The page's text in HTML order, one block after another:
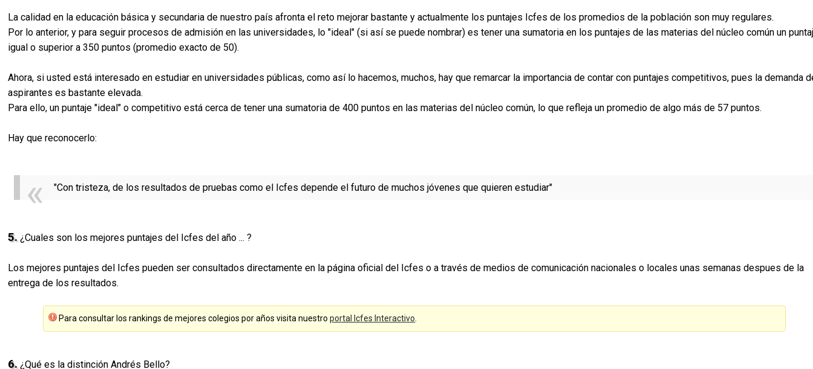
La calidad en la educación básica y secundaria de nuestro país afronta el reto mejorar bastante y actualmente los puntajes Icfes de los promedios de la población son muy regulares.
Por lo anterior, y para seguir procesos de admisión en las universidades, lo "ideal" (si así se puede nombrar) es tener una sumatoria en los puntajes de las materias del núcleo común un
igual o superior a 350 puntos (promedio exacto de 50).
Ahora, si usted está interesado en estudiar en universidades públicas, como así lo hacemos, muchos, hay que remarcar la importancia de contar con puntajes competitivos, pues la demanda
aspirantes es bastante elevada.
Para ello, un puntaje "ideal" o competitivo está cerca de tener una sumatoria de 400 puntos en las materias del núcleo común, lo que refleja un promedio de algo más de 57 puntos.
Hay que reconocerlo:
"Con tristeza, de los resultados de pruebas como el Icfes depende el futuro de muchos jóvenes que quieren estudiar"
5.¿Cuales son los mejores puntajes del Icfes del año ... ?
Los mejores puntajes del Icfes pueden ser consultados directamente en la página oficial del Icfes o a través de medios de comunicación nacionales o locales unas semanas despues de la
entrega de los resultados.
Para consultar los rankings de mejores colegios por años visita nuestroportal Icfes Interactivo.
6.¿Qué es la distinción Andrés Bello?